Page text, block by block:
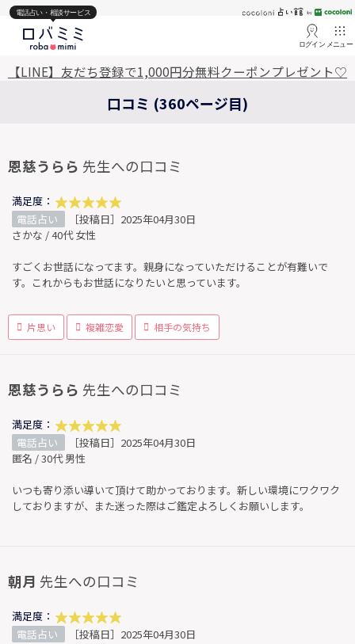
電話占い・相談サービス
ログイン メニュー
【LINE】友だち登録で1,000円分無料クーポンプレゼント♡
口コミ (360ページ目)
恩慈うらら 先生への口コミ
満足度：
電話占い
［投稿日］2025年04月30日
さかな / 40代 女性
すごくお世話になってます。親身になっていただけることが有難いで
す。これからもお世話になりたいと思っています。
片思い 複雑恋愛 相手の気持ち
恩慈うらら 先生への口コミ
満足度：
電話占い
［投稿日］2025年04月30日
匿名 / 30代 男性
いつも寄り添い導いて頂けて助かっております。新しい環境にワクワク
しておりますが、また迷った際はご鑑定よろしくお願いします。
朝月 先生への口コミ
満足度：
電話占い
［投稿日］2025年04月30日